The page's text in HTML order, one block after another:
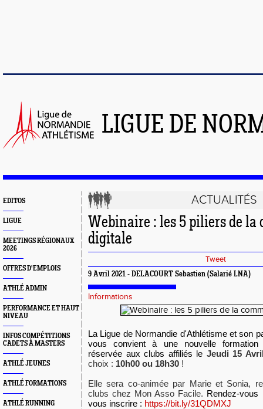
LIGUE DE
EDITOS
LIGUE
MEETINGS RÉGIONAUX
2026
OFFRES D'EMPLOIS
ATHLÉ ADMIN
PERFORMANCE ET HAUT
NIVEAU
INFOS COMPÉTITIONS
CADETS À MASTERS
ATHLÉ JEUNES
ATHLÉ FORMATIONS
ATHLÉ RUNNING
ACTUALITÉS
Webinaire : les 5 piliers de
digitale
Tweet
9 Avril 2021 - DELACOURT Sebastien (Salarié LNA)
Informations
La Ligue de Normandie d'Athlétisme et son
vous convient à une nouvelle formation
réservée aux clubs affiliés le Jeudi 15
choix : 10h00 ou 18h30 !
Elle sera co-animée par Marie et Sonia,
clubs chez Mon Asso Facile. Rendez-
vous inscrire : https://bit.ly/31QDMXJ